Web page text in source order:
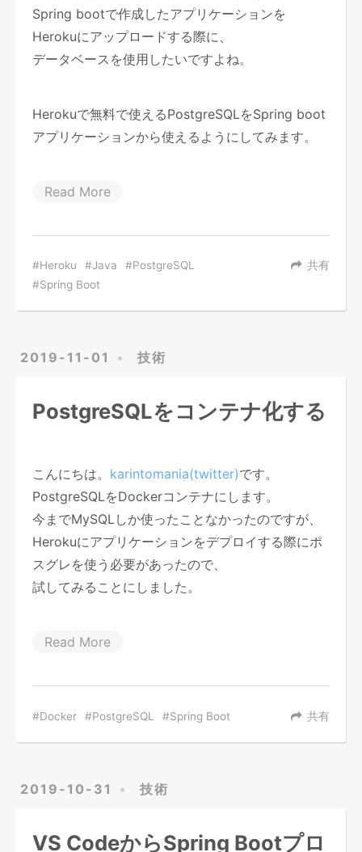
Spring bootで作成したアプリケーションを
Herokuにアップロードする際に、
データベースを使用したいですよね。
Herokuで無料で使えるPostgreSQLをSpring boot
アプリケーションから使えるようにしてみます。
Read More
共有
Heroku Java
PostgreSQL
Spring Boot
2019-11-01 技術
PostgreSQLをコンテナ化する
こんにちは。 karintomania(twitter)です。
PostgreSQLをDockerコンテナにします。
今までMySQLしか使ったことなかったのですが、
Herokuにアプリケーションをデプロイする際にポ
スグレを使う必要があったので、
試してみることにしました。
Read More
共有
Docker PostgreSQL Spring Boot
2019-10-31 技術
VS CodeからSpring Bootプロ